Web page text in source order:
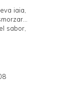
iaia,
sabor,